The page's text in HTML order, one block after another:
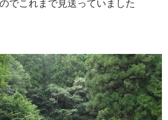
でこれまで見送っていました